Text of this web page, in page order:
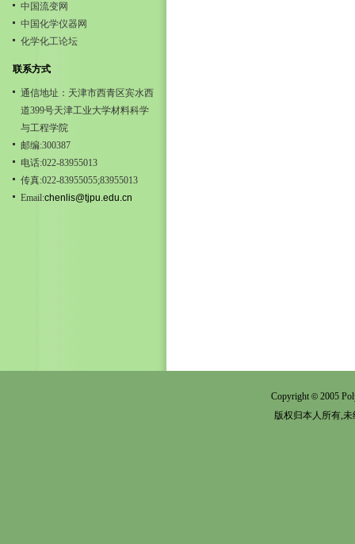
中国流变网
中国化学仪器网
化学化工论坛
联系方式
通信地址：天津市西青区宾水西
道399号天津工业大学材料科学
与工程学院
邮编:300387
电话:022-83955013
传真:022-83955055;83955013
Email:chenlis@tjpu.edu.cn
Copyright© 2005
版权归本人所有,